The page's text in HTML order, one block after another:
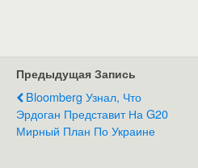
Предыдущая Запись
Bloomberg Узнал, Что
Эрдоган Представит На G20
Мирный План По Украине